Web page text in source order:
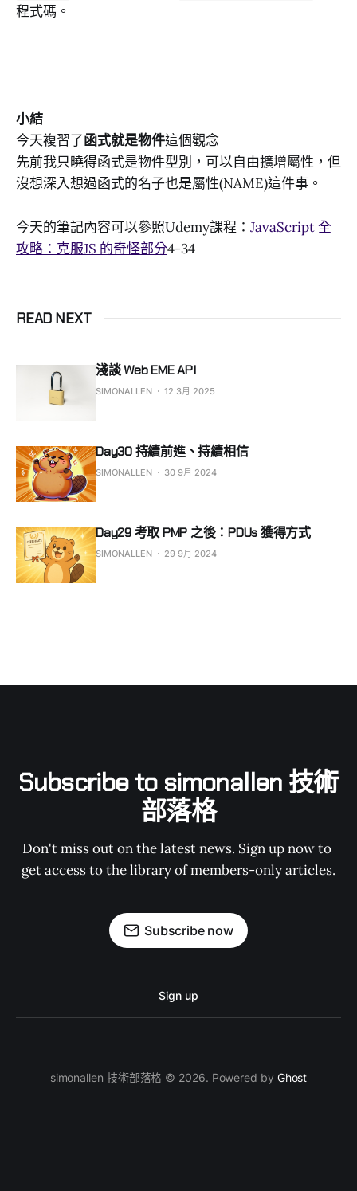
程式碼。
小結
今天複習了函式就是物件這個觀念
先前我只曉得函式是物件型別，可以自由擴增屬性，但
沒想深入想過函式的名子也是屬性(NAME)這件事。
今天的筆記內容可以參照Udemy課程： JavaScript 全
攻略：克服JS 的奇怪部分4-34
READ NEXT
淺談 Web EME API
SIMONALLEN 12 3月 2025
Day30 持續前進、持續相信
SIMONALLEN 30 9月 2024
Day29 考取 PMP 之後：PDUs 獲得方式
SIMONALLEN 29 9月 2024
Subscribe to simonallen 技術
部落格
Don't miss out on the latest news. Sign up now to
get access to the library of members-only articles.
Subscribe now
Sign up
simonallen 技術部落格 © 2026. Powered by Ghost